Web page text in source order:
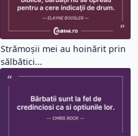
Strămoşii mei au hoinărit prin
sălbătici...